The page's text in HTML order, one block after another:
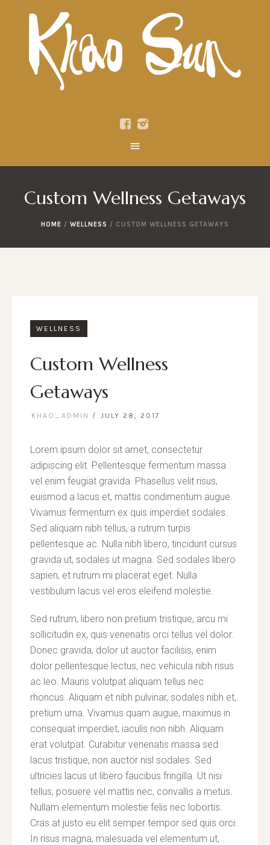
Custom Wellness Getaways
HOME / WELLNESS / CUSTOM WELLNESS GETAWAYS
WELLNESS
Custom Wellness
Getaways
KHAO_ADMIN JULY 28, 2017
Lorem ipsum dolor sit amet, consectetur
adipiscing elit. Pellentesque fermentum massa
vel enim feugiat gravida. Phasellus velit risus,
euismod a lacus et, mattis condimentum augue.
Vivamus fermentum ex quis imperdiet sodales.
Sed aliquam nibh tellus, a rutrum turpis
pellentesque ac. Nulla nibh libero, tincidunt cursus
gravida ut, sodales ut magna. Sed sodales libero
sapien, et rutrum mi placerat eget. Nulla
vestibulum lacus vel eros eleifend molestie.
Sed rutrum, libero non pretium tristique, arcu mi
sollicitudin ex, quis venenatis orci tellus vel dolor.
Donec gravida, dolor ut auctor facilisis, enim
dolor pellentesque lectus, nec vehicula nibh risus
ac leo. Mauris volutpat aliquam tellus nec
rhoncus. Aliquam et nibh pulvinar, sodales nibh et,
pretium urna. Vivamus quam augue, maximus in
consequat imperdiet, iaculis non nibh. Aliquam
erat volutpat. Curabitur venenatis massa sed
lacus tristique, non auctor nisl sodales. Sed
ultricies lacus ut libero faucibus fringilla. Ut nisi
tellus, posuere vel mattis nec, convallis a metus.
Nullam elementum molestie felis nec lobortis.
Cras at justo eu elit semper tempor sed quis orci.
In risus magna, malesuada vel elementum ut,